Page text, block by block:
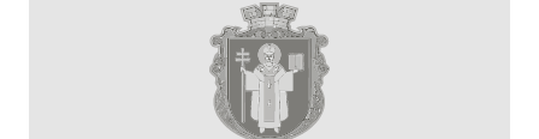
Міська рада
Бюджет